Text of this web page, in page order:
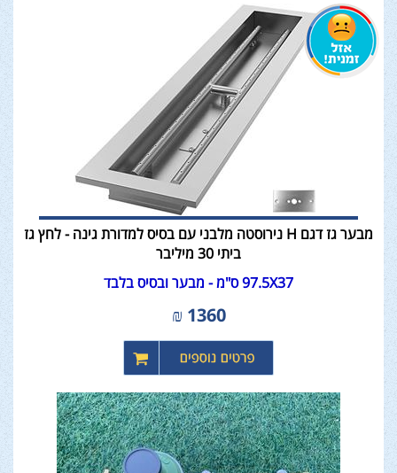
מבער גז דגם H נירוסטה מלבני עם בסיס למדורת גינה - לחץ גז
ביתי 30 מיליבר
97.5X37 ס"מ - מבער ובסיס בלבד
1360
₪